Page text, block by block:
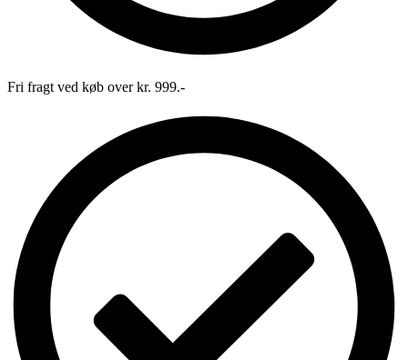
Fri fragt ved køb over kr. 999.-